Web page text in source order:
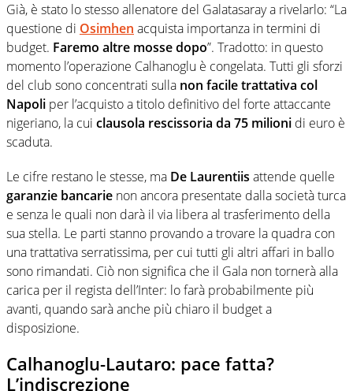
Già, è stato lo stesso allenatore del Galatasaray a rivelarlo: “La
questione di Osimhen acquista importanza in termini di
budget. Faremo altre mosse dopo”. Tradotto: in questo
momento l’operazione Calhanoglu è congelata. Tutti gli sforzi
del club sono concentrati sulla non facile trattativa col
Napoli per l’acquisto a titolo definitivo del forte attaccante
nigeriano, la cui clausola rescissoria da 75 milioni di euro è
scaduta.
Le cifre restano le stesse, ma De Laurentiis attende quelle
garanzie bancarie non ancora presentate dalla società turca
e senza le quali non darà il via libera al trasferimento della
sua stella. Le parti stanno provando a trovare la quadra con
una trattativa serratissima, per cui tutti gli altri affari in ballo
sono rimandati. Ciò non significa che il Gala non tornerà alla
carica per il regista dell’Inter: lo farà probabilmente più
avanti, quando sarà anche più chiaro il budget a
disposizione.
Calhanoglu-Lautaro: pace fatta?
L’indiscrezione